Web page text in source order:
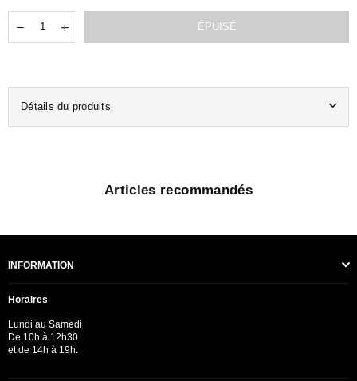
Translation
missing:
Translation
missing:
ÉPUISÉ
Détails du produits
Articles recommandés
INFORMATION
Horaires
Lundi au Samedi
De 10h à 12h30
et de 14h à 19h.